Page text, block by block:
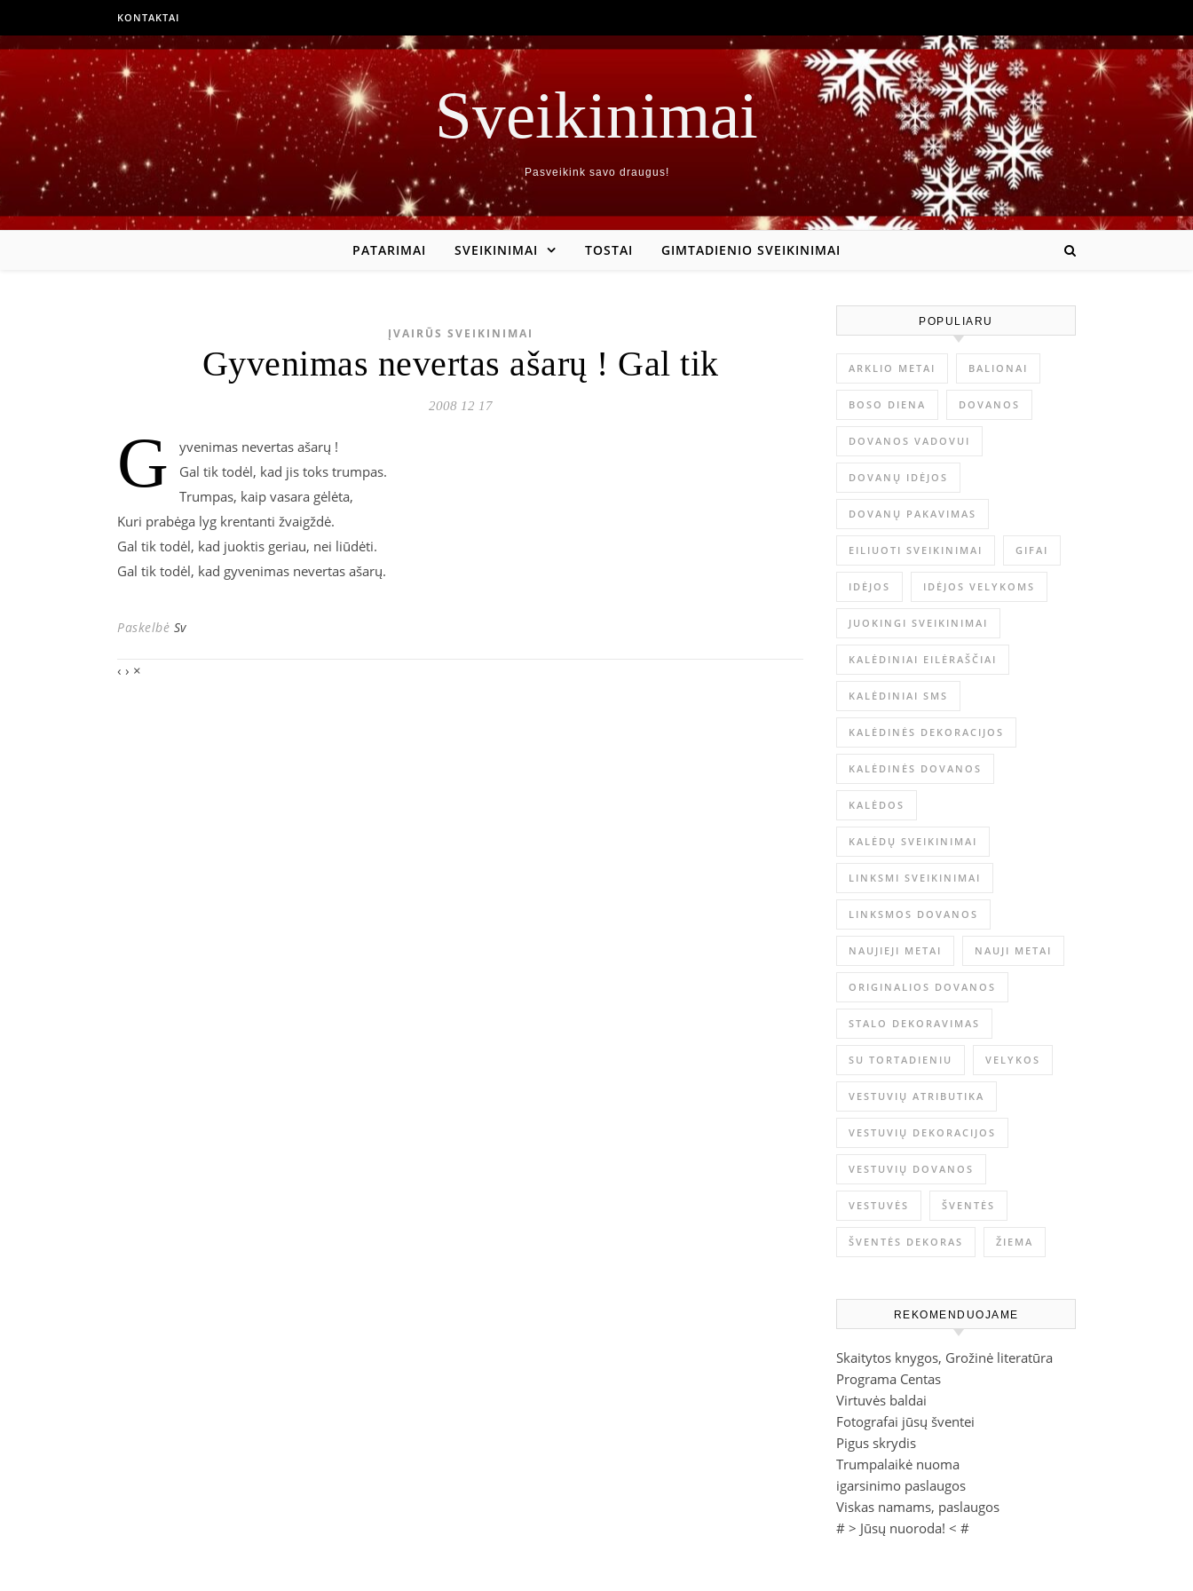
KONTAKTAI
Sveikinimai
Pasveikink savo draugus!
PATARIMAI SVEIKINIMAI TOSTAI GIMTADIENIO SVEIKINIMAI
ĮVAIRŪS SVEIKINIMAI
Gyvenimas nevertas ašarų ! Gal tik
2008 12 17
G
yvenimas nevertas ašarų !
Gal tik todėl, kad jis toks trumpas.
Trumpas, kaip vasara gėlėta,
Kuri prabėga lyg krentanti žvaigždė.
Gal tik todėl, kad juoktis geriau, nei liūdėti.
Gal tik todėl, kad gyvenimas nevertas ašarų.
Paskelbė Sv
‹ › ×
POPULIARU
ARKLIO METAI BALIONAI
BOSO DIENA DOVANOS
DOVANOS VADOVUI
DOVANŲ IDĖJOS
DOVANŲ PAKAVIMAS
EILIUOTI SVEIKINIMAI GIFAI
IDĖJOS IDĖJOS VELYKOMS
JUOKINGI SVEIKINIMAI
KALĖDINIAI EILĖRAŠČIAI
KALĖDINIAI SMS
KALĖDINĖS DEKORACIJOS
KALĖDINĖS DOVANOS
KALĖDOS
KALĖDŲ SVEIKINIMAI
LINKSMI SVEIKINIMAI
LINKSMOS DOVANOS
NAUJIEJI METAI NAUJI METAI
ORIGINALIOS DOVANOS
STALO DEKORAVIMAS
SU TORTADIENIU VELYKOS
VESTUVIŲ ATRIBUTIKA
VESTUVIŲ DEKORACIJOS
VESTUVIŲ DOVANOS
VESTUVĖS ŠVENTĖS
ŠVENTĖS DEKORAS ŽIEMA
REKOMENDUOJAME
Skaitytos knygos, Grožinė literatūra
Programa Centas
Virtuvės baldai
Fotografai jūsų šventei
Pigus skrydis
Trumpalaikė nuoma
igarsinimo paslaugos
Viskas namams, paslaugos
# > Jūsų nuoroda! < #